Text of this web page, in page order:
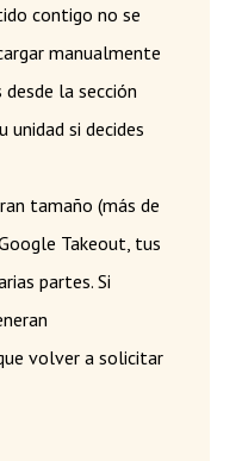
contigo no se
manualmente
la sección
unidad si decides
tamaño (más de
Takeout, tus
partes. Si
volver a solicitar